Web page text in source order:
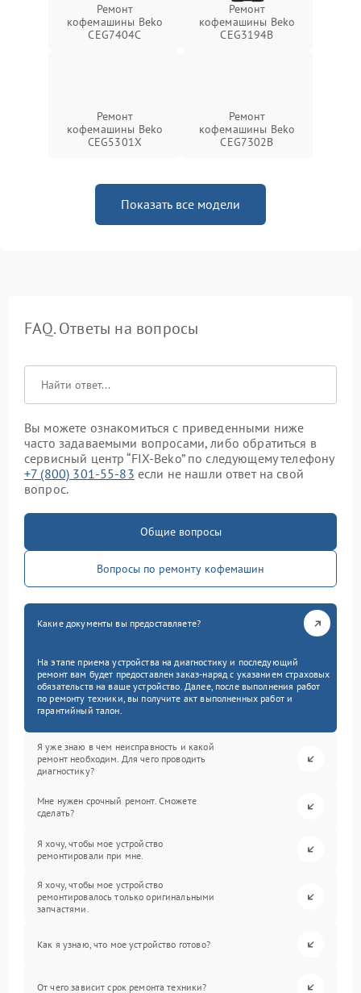
Ремонт
кофемашины Beko
CEG7404C
Ремонт
кофемашины Beko
CEG3194B
Ремонт
кофемашины Beko
CEG5301X
Ремонт
кофемашины Beko
CEG7302B
Показать все модели
FAQ. Ответы на вопросы
Вы можете ознакомиться с приведенными ниже
часто задаваемыми вопросами, либо обратиться в
сервисный центр “FIX-Beko” по следующему телефону
+7 (800) 301-55-83 если не нашли ответ на свой
вопрос.
Общие вопросы
Вопросы по ремонту кофемашин
Какие документы вы предоставляете?
На этапе приема устройства на диагностику и последующий
ремонт вам будет предоставлен заказ-наряд с указанием страховых
обязательств на ваше устройство. Далее, после выполнения работ
по ремонту техники, вы получите акт выполненных работ и
гарантийный талон.
Я уже знаю в чем неисправность и какой
ремонт необходим. Для чего проводить
диагностику?
Мне нужен срочный ремонт. Сможете
сделать?
Я хочу, чтобы мое устройство
ремонтировали при мне.
Я хочу, чтобы мое устройство
ремонтировалось только оригинальными
запчастями.
Как я узнаю, что мое устройство готово?
От чего зависит срок ремонта техники?